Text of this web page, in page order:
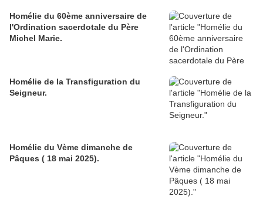
Homélie du 60ème anniversaire de
l'Ordination sacerdotale du Père
Michel Marie.
Homélie de la Transfiguration du
Seigneur.
Homélie du Vème dimanche de
Pâques ( 18 mai 2025).